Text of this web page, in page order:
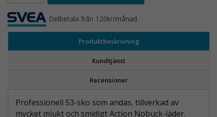
Delbetala från 120kr/månad
Produktbeskrivning
Kundtjänst
Recensioner
Professionell S3-sko som andas, tillverkad av
mycket mjukt och smidigt Action Nobuck-läder.